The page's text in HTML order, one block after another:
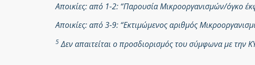
Αποικίες: από 1-2: “Παρουσία Μικροοργανισμών/όγκο
Αποικίες: από 3-9: “Εκτιμώμενος αριθμός
5Δεν απαιτείται ο προσδιορισμός του σύμφωνα με